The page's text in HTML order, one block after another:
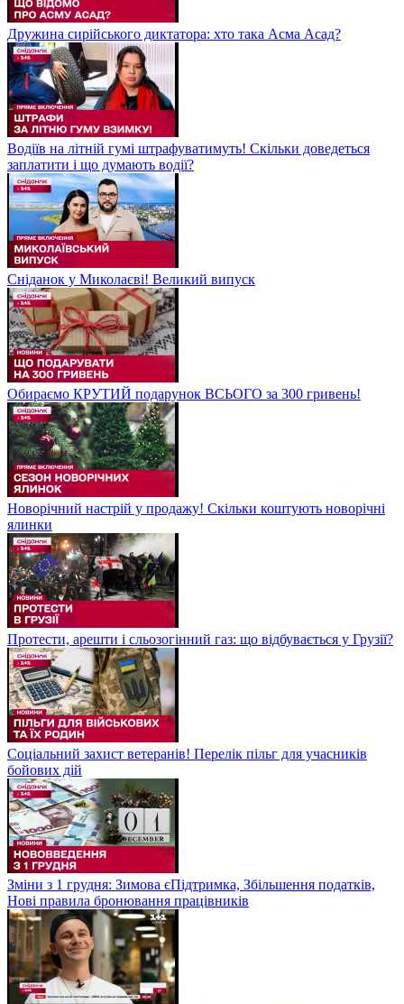
Дружина сирійського диктатора: хто така Асма Асад?
Водіїв на літній гумі штрафуватимуть! Скільки доведеться
заплатити і що думають водії?
Сніданок у Миколаєві! Великий випуск
Обираємо КРУТИЙ подарунок ВСЬОГО за 300 гривень!
Новорічний настрій у продажу! Скільки коштують новорічні
ялинки
Протести, арешти і сльозогінний газ: що відбувається у Грузії?
Соціальний захист ветеранів! Перелік пільг для учасників
бойових дій
Зміни з 1 грудня: Зимова єПідтримка, Збільшення податків,
Нові правила бронювання працівників